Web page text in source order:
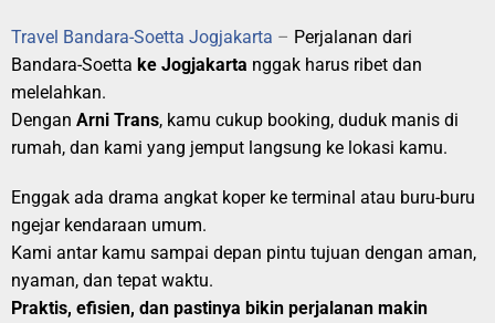
Travel Bandara-Soetta Jogjakarta – Perjalanan dari
Bandara-Soetta ke Jogjakarta nggak harus ribet dan
melelahkan.
Dengan Arni Trans, kamu cukup booking, duduk manis di
rumah, dan kami yang jemput langsung ke lokasi kamu.
Enggak ada drama angkat koper ke terminal atau buru-buru
ngejar kendaraan umum.
Kami antar kamu sampai depan pintu tujuan dengan aman,
nyaman, dan tepat waktu.
Praktis, efisien, dan pastinya bikin perjalanan makin